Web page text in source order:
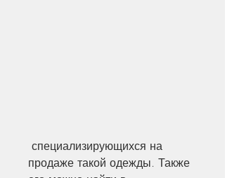
продаже такой одежды. Также